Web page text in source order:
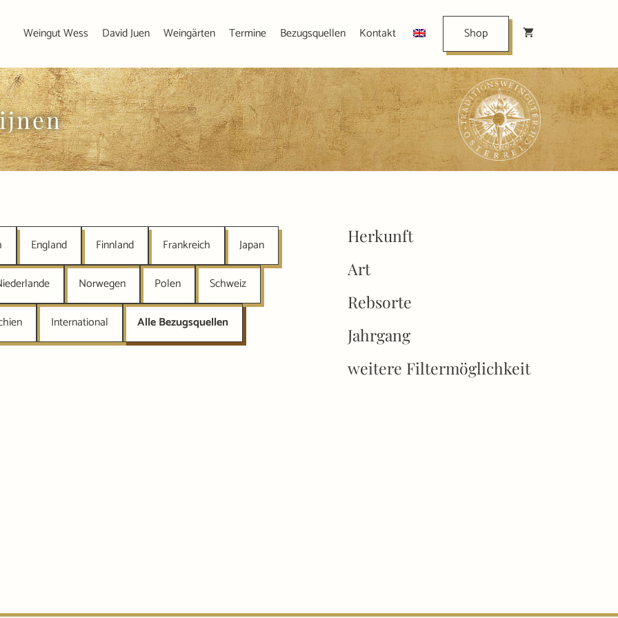
Weingut Wess David Juen Weingärten Termine Bezugsquellen Kontakt Shop
England Finnland Frankreich Japan
Norwegen Polen Schweiz
International Alle Bezugsquellen
Herkunft
Art
Rebsorte
Jahrgang
weitere Filtermöglichkeit